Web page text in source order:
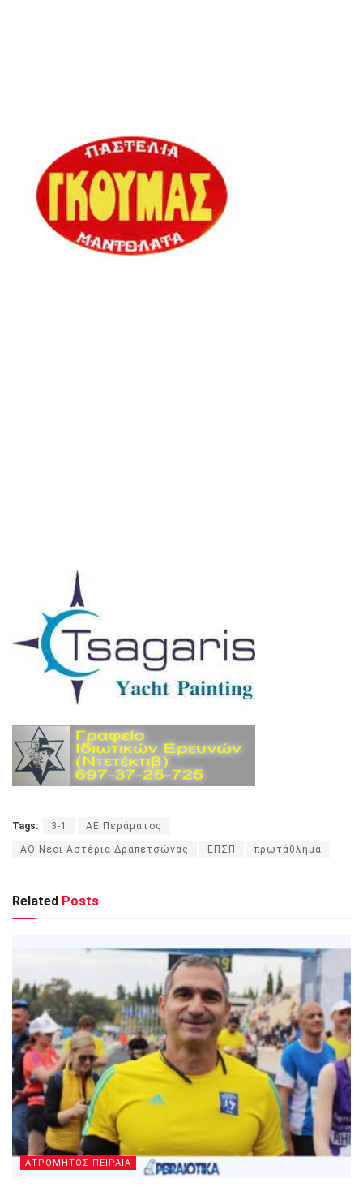
Tags: 3-1 ΑΕ Περάματος
ΑΟ Νέοι Αστέρια Δραπετσώνας ΕΠΣΠ πρωτάθλημα
Related Posts
ΑΤΡΟΜΗΤΟΣ ΠΕΙΡΑΙΑ